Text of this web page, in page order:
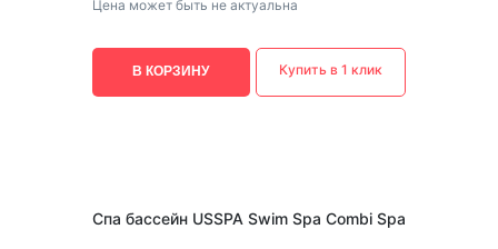
Цена может быть не актуальна
В КОРЗИНУ Купить в 1 клик
Спа бассейн USSPA Swim Spa Combi Spa